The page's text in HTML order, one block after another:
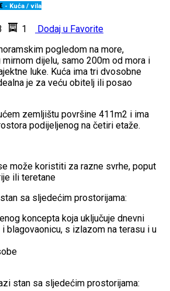
- Kuća / vila
1
Dodaj u Favorite
pogledom na more,
mirnom dijelu, samo 200m od mora i
luke. Kuća ima tri dvosobne
je za veću obitelj ili posao
zemljištu površine 411m2 i ima
podijeljenog na četiri etaže.
može koristiti za razne svrhe, poput
ili teretane
sa sljedećim prostorijama:
koncepta koja uključuje dnevni
i blagovaonicu, s izlazom na terasu i u
stan sa sljedećim prostorijama: